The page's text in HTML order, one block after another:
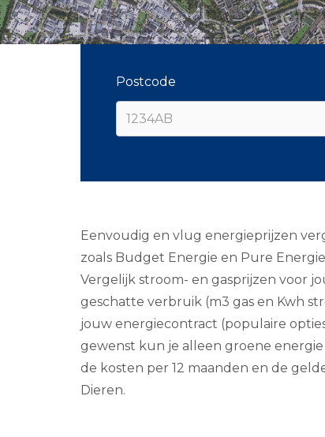
Postcode
Eenvoudig en vlug energieprijzen
zoals Budget Energie en Pure
Vergelijk stroom- en gasprijzen voor
geschatte verbruik (m3 gas en Kwh
jouw energiecontract (populaire
gewenst kun je alleen groene
de kosten per 12 maanden en de
Dieren.